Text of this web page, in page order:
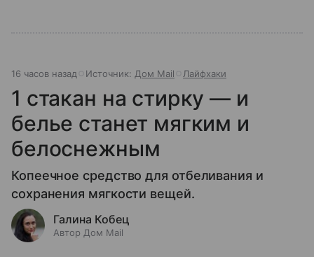
16 часов назад Источник: Дом Mail Лайфхаки
1 стакан на стирку — и
белье станет мягким и
белоснежным
Копеечное средство для отбеливания и
сохранения мягкости вещей.
Галина Кобец
Автор Дом Mail